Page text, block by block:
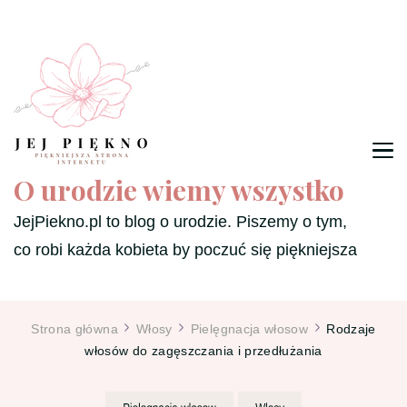
O urodzie wiemy wszystko
JejPiekno.pl to blog o urodzie. Piszemy o tym,
co robi każda kobieta by poczuć się piękniejsza
Strona główna Włosy Pielęgnacja włosow
Rodzaje
włosów do zagęszczania i przedłużania